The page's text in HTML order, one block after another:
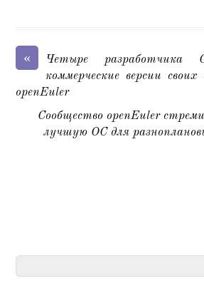
«
Четыре разработчика
коммерческие версии
openEuler
Сообщество openEuler
лучшую ОС для